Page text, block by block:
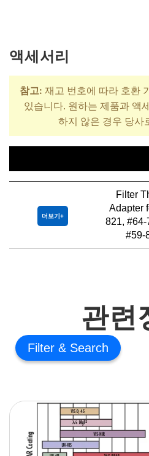
액세서리
참고: 재고 번호에 따라 호환
있습니다. 원하는 제품과 액
하지 않은 경우 당사
더보기
Filter
Adapter
821, #64-
#59-
관련
Filter